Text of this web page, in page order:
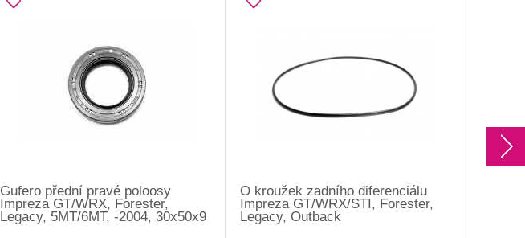
Gufero přední pravé poloosy
Impreza GT/WRX, Forester,
Legacy, 5MT/6MT, -2004, 30x50x9
O kroužek zadního diferenciálu
Impreza GT/WRX/STI, Forester,
Legacy, Outback